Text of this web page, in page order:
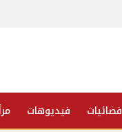
فضائيات فيديوهات